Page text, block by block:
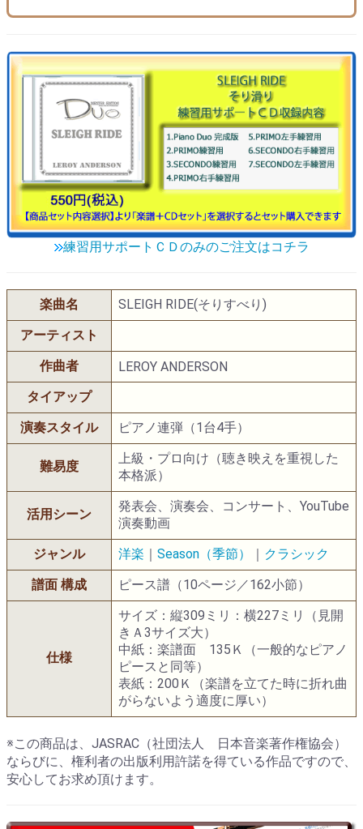
練習用サポートＣＤのみのご注文はコチラ
楽曲名
SLEIGH RIDE(そりすべり)
アーティスト
作曲者
LEROY ANDERSON
タイアップ
演奏スタイル
ピアノ連弾（1台4手）
難易度
上級・プロ向け（聴き映えを重視した
本格派）
活用シーン
発表会、演奏会、コンサート、YouTube
演奏動画
ジャンル
洋楽 ｜ Season（季節） ｜ クラシック
譜面 構成
ピース譜（10ページ／162小節）
仕様
サイズ：縦309ミリ：横227ミリ（見開
きＡ3サイズ大）
中紙：楽譜面 135Ｋ（一般的なピアノ
ピースと同等）
表紙：200Ｋ（楽譜を立てた時に折れ曲
がらないよう適度に厚い）
※この商品は、JASRAC（社団法人 日本音楽著作権協会）
ならびに、権利者の出版利用許諾を得ている作品ですので、
安心してお求め頂けます。